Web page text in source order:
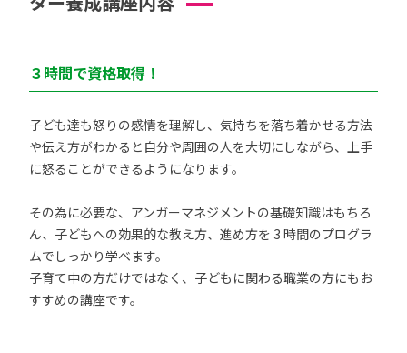
３時間で資格取得！
子ども達も怒りの感情を理解し、気持ちを落ち着かせる方法
や伝え方がわかると自分や周囲の人を大切にしながら、上手
に怒ることができるようになります。
その為に必要な、アンガーマネジメントの基礎知識はもちろ
ん、子どもへの効果的な教え方、進め方を 3 時間のプログラ
ムでしっかり学べます。
子育て中の方だけではなく、子どもに関わる職業の方にもお
すすめの講座です。